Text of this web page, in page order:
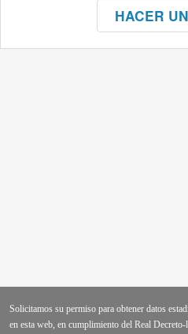
HACER
Solicitamos su permiso para obtener datos
en esta web, en cumplimiento del Real